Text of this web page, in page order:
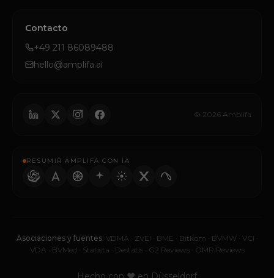
Contacto
+49 211 86089488
hello@amplifa.ai
© 2026 Amplifa
RESUMIR AMPLIFA CON IA
Asociaciones y fuentes: VDMA ZVEI BME Bitkom BVMW· VCI
VDA
BVMed Statista Destatis· G2 Reviews· OMR Reviews